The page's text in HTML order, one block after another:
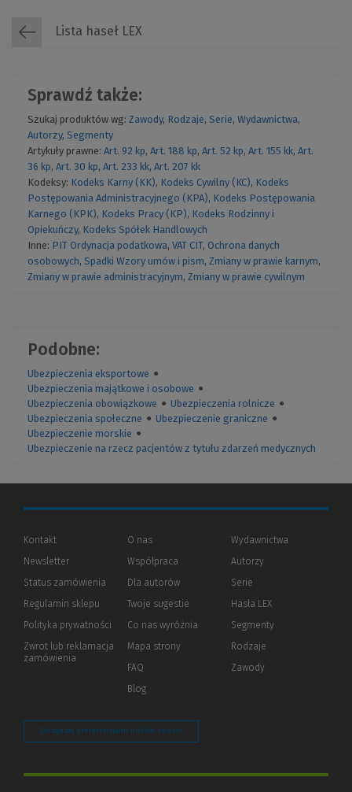
Lista haseł LEX
Sprawdź także:
Szukaj produktów wg: Zawody, Rodzaje, Serie, Wydawnictwa,
Autorzy, Segmenty
Artykuły prawne: Art. 92 kp, Art. 188 kp, Art. 52 kp, Art. 155 kk, Art.
36 kp, Art. 30 kp, Art. 233 kk, Art. 207 kk
Kodeksy: Kodeks Karny (KK), Kodeks Cywilny (KC), Kodeks
Postępowania Administracyjnego (KPA), Kodeks Postępowania
Karnego (KPK), Kodeks Pracy (KP), Kodeks Rodzinny i
Opiekuńczy, Kodeks Spółek Handlowych
Inne: PIT Ordynacja podatkowa, VAT CIT, Ochrona danych
osobowych, Spadki Wzory umów i pism, Zmiany w prawie karnym,
Zmiany w prawie administracyjnym, Zmiany w prawie cywilnym
Podobne:
Ubezpieczenia eksportowe ●
Ubezpieczenia majątkowe i osobowe ●
Ubezpieczenia obowiązkowe ● Ubezpieczenia rolnicze ●
Ubezpieczenia społeczne ● Ubezpieczenie graniczne ●
Ubezpieczenie morskie ●
Ubezpieczenie na rzecz pacjentów z tytułu zdarzeń medycznych
Kontakt
Newsletter
Status zamówienia
Regulamin sklepu
Polityka prywatności (Nowe
(Link
innej
Zwrot lub reklamacja
zamówienia
O nas
Współpraca
Dla autorów(Nowe
(Link
innej
Twoje sugestie
Co nas wyróżnia
Mapa strony
FAQ
Blog
Wydawnictwa
Autorzy
Serie
Hasła LEX
Segmenty
Rodzaje
Zawody
Zarządzaj preferencjami plików cookie